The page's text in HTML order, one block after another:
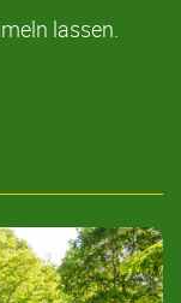
lassen.